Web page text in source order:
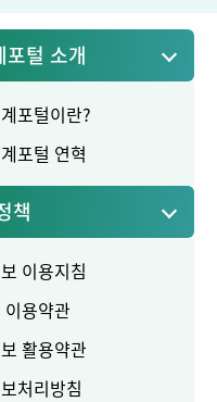
포털 소개
포털이란?
포털 연혁
책
이용지침
용약관
활용약관
처리방침